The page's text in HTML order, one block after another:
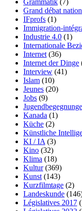
Grammatik (7)
Grand débat
IFprofs (1)
Immigration-
Industrie 4.0 (1)
Internationale
Internet (36)
Internet der Dinge
Interview (41)
Islam (10)
Jeunes (20)
Jobs (9)
Kanada (1)
Küche (2)
Künstliche
KI / IA (3)
Kino (32)
Klima (18)
Kultur(369)
Kunst (143)
Kurzfilmtage (2)
Landeskunde
Législatives 2017